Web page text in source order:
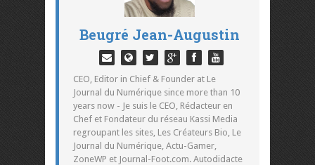
Beugré Jean-Augustin
CEO, Editor in Chief & Founder at Le
Journal du Numérique since more than 10
years now - Je suis le CEO, Rédacteur en
Chef et Fondateur du réseau Kassi Media
regroupant les sites, Les Créateurs Bio, Le
Journal du Numérique, Actu-Gamer,
ZoneWP et Journal-Foot.com. Autodidacte